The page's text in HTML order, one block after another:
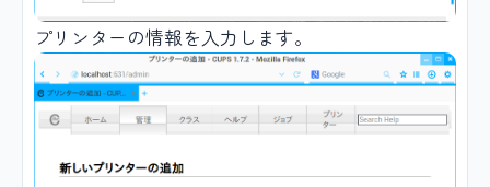
プリンターの情報を入力します。